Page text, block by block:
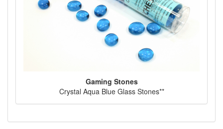
Gaming Stones
Crystal Aqua Blue Glass Stones**